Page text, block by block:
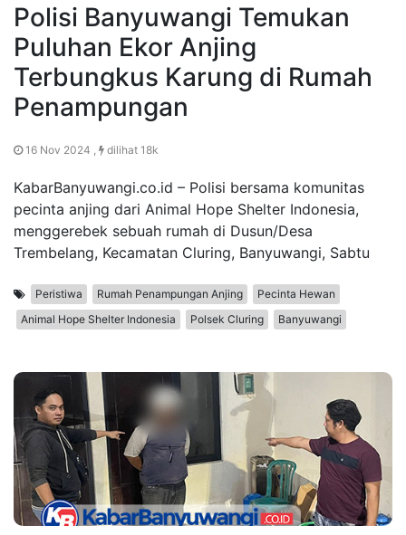
Polisi Banyuwangi Temukan
Puluhan Ekor Anjing
Terbungkus Karung di Rumah
Penampungan
16 Nov 2024 , dilihat 18k
KabarBanyuwangi.co.id – Polisi bersama komunitas
pecinta anjing dari Animal Hope Shelter Indonesia,
menggerebek sebuah rumah di Dusun/Desa
Trembelang, Kecamatan Cluring, Banyuwangi, Sabtu
Peristiwa Rumah Penampungan Anjing
Pecinta Hewan
Animal Hope Shelter Indonesia
Polsek Cluring Banyuwangi